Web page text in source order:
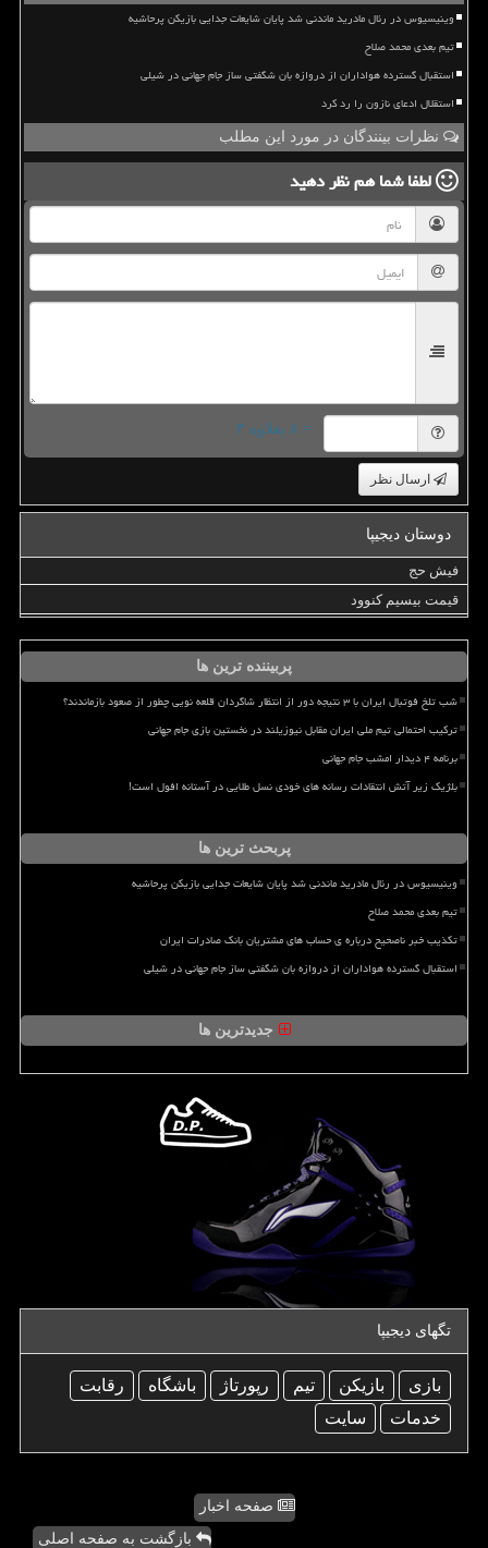
وینیسیوس در رئال مادرید ماندنی شد پایان شایعات جدایی بازیکن پرحاشیه
تیم بعدی محمد صلاح
استقبال گسترده هواداران از دروازه بان شگفتی ساز جام جهانی در شیلی
استقلال ادعای نازون را رد کرد
نظرات بینندگان در مورد این مطلب
لطفا شما همنظر دهید
= ۸ بعلاوه ۳
ارسال نظر
دوستان دیجیپا
فیش حج
قیمت بیسیم کنوود
پربیننده ترین ها
شب تلخ فوتبال ایران با ۳ نتیجه دور از انتظار شاگردان قلعه نویی چطور از صعود بازماندند؟
ترکیب احتمالی تیم ملی ایران مقابل نیوزیلند در نخستین بازی جام جهانی
برنامه ۴ دیدار امشب جام جهانی
بلژیک زیر آتش انتقادات رسانه های خودی نسل طلایی در آستانه افول است!
پربحث ترین ها
وینیسیوس در رئال مادرید ماندنی شد پایان شایعات جدایی بازیکن پرحاشیه
تیم بعدی محمد صلاح
تکذیب خبر ناصحیح درباره ی حساب های مشتریان بانک صادرات ایران
استقبال گسترده هواداران از دروازه بان شگفتی ساز جام جهانی در شیلی
جدیدترین ها
تگهای دیجیپا
بازی بازیكن تیم رپورتاژ باشگاه
رقابت
خدمات
سایت
صفحه اخبار
بازگشت به صفحه اصلی